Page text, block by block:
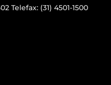
Telefax: (31) 4501-1500